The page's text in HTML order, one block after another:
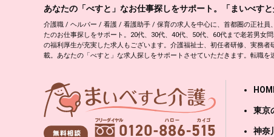
あなたの「べすと」なお仕事探しをサポート。「まいべす
介護職 / ヘルパー / 看護 / 看護助手 / 保育の求人を中心に、首都圏の正社員
たのお仕事探しをサポート。20代、30代、40代、50代、60代まで老若男女
の福利厚生が充実した求人もございます。介護福祉士、初任者研修、実務
載。あなたの「べすと」な求人探しをサポートさせていただきます。転職
東京
神奈